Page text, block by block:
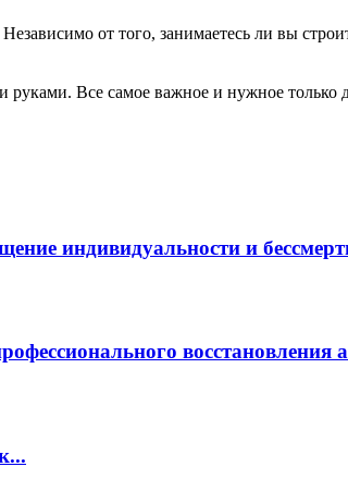
от того, занимаетесь ли вы
руками. Все самое важное и нужное только
индивидуальности и
восстановления